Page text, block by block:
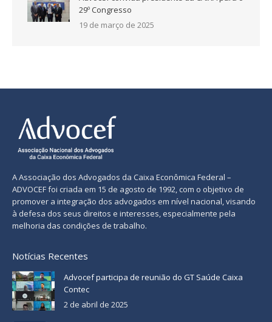
29º Congresso
19 de março de 2025
A Associação dos Advogados da Caixa Econômica Federal –
ADVOCEF foi criada em 15 de agosto de 1992, com o objetivo de
promover a integração dos advogados em nível nacional, visando
à defesa dos seus direitos e interesses, especialmente pela
melhoria das condições de trabalho.
Notícias Recentes
Advocef participa de reunião do GT Saúde Caixa
Contec
2 de abril de 2025